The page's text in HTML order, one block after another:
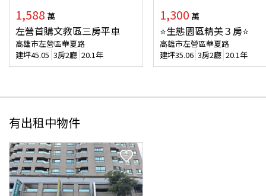
1,588 萬
左營首購文教區三房平車
高雄市左營區華夏路
建坪45.05 3房2廳 20.1年
1,300 萬
⭐生態園區精美３房⭐
高雄市左營區華夏路
建坪35.06 3房2廳 20.1年
有出租中物件